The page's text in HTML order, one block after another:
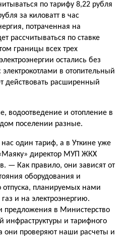
по тарифу 8,22 рубля
за киловатт в час
потраченная на
рассчитываться по ставке
границы всех трех
остались без
в отопительный
действовать расширенный
водоотведение и отопление в
поселении разные.
один тариф, а в Уткине уже
директор МУП ЖКХ
— Как правило, они зависят от
оборудования и
планируемых нами
и на электроэнергию.
предложения в Министерство
инфраструктуры и тарифного
они проверяют наши расчеты и